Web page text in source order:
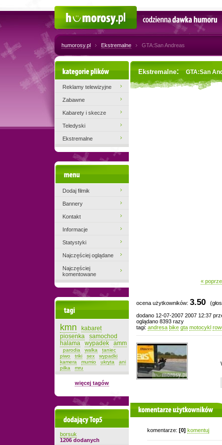
Codzienna dawka humoru
humorosy.pl Ekstremalne GTA:San Andreas
Ekstremalne: GTA:San
«
ocena użytkowników: 3.50
dodano 12-07-2007 2007 12:37
oglądano 8393 razy
tagi: andresa bike gta motocykl
komentarze użytkowników
komentarze: [0] komentuj
Kategorie plików
Reklamy telewizyjne
Zabawne
Kabarety i skecze
Teledyski
Ekstremalne
Dodaj filmik
Bannery
Kontakt
Informacje
Statystyki
Najczęściej oglądane
Najczęściej
komentowane
kmn
kabaret
piosenka
samochod
halama
wypadek amm
parodia walka
taniec
piwo
triki sex
wypadki
kamera
mumio ukryta
ani
pilka
mru
więcej tagów
Dodający top-5
borsuk
1206 dodanych